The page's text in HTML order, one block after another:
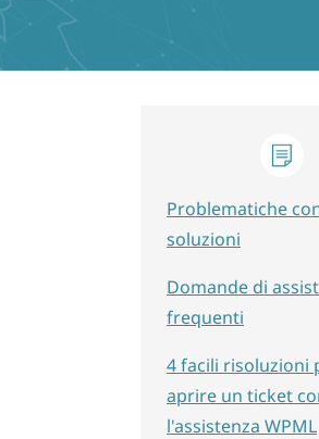
Problematiche
soluzioni
Domande di
frequenti
4 facili risoluzioni
aprire un ticket
l'assistenza WPML